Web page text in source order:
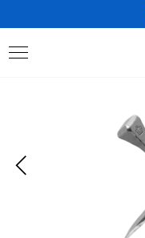
directement
au
contenu